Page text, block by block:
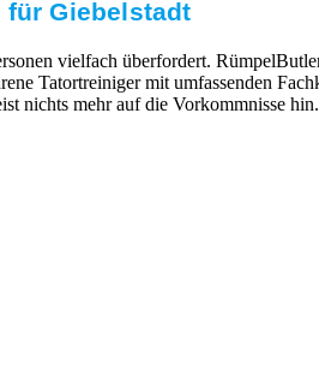
Giebelstadt
vielfach überfordert.
Tatortreiniger mit umfassenden
nichts mehr auf die Vorkommnisse hin.